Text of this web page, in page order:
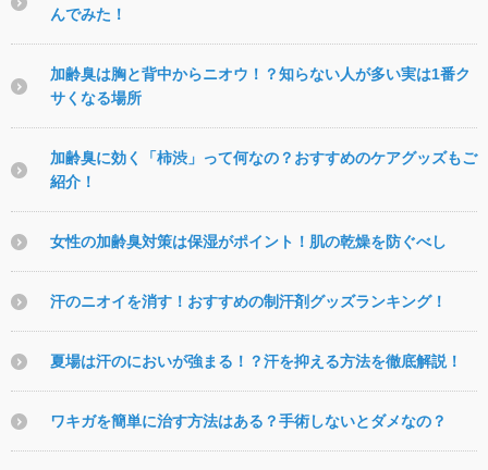
んでみた！
加齢臭は胸と背中からニオウ！？知らない人が多い実は1番ク
サくなる場所
加齢臭に効く「柿渋」って何なの？おすすめのケアグッズもご
紹介！
女性の加齢臭対策は保湿がポイント！肌の乾燥を防ぐべし
汗のニオイを消す！おすすめの制汗剤グッズランキング！
夏場は汗のにおいが強まる！？汗を抑える方法を徹底解説！
ワキガを簡単に治す方法はある？手術しないとダメなの？